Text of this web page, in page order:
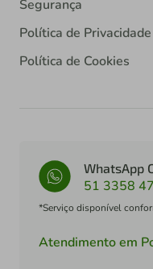
Segurança
Política de Privacidade
Política de Cookies
WhatsApp
51 3358
*Serviço disponível
Atendimento em